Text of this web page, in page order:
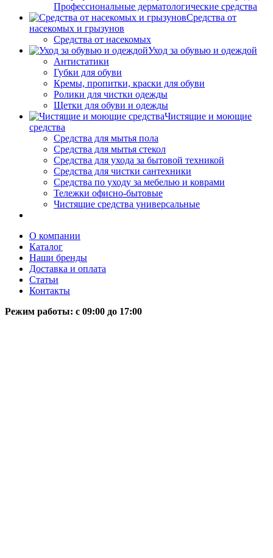
Профессиональные дерматологические средства
Средства от
насекомых и грызунов
Средства от насекомых
Уход за обувью и одеждой
Антистатики
Губки для обуви
Кремы, пропитки, краски для обуви
Ролики для чистки одежды
Щетки для обуви и одежды
Чистящие и моющие
средства
Средства для мытья пола
Средства для мытья стекол
Средства для ухода за бытовой техникой
Средства для чистки сантехники
Средства по уходу за мебелью и коврами
Тележки офисно-бытовые
Чистящие средства универсальные
О компании
Каталог
Наши бренды
Доставка и оплата
Статьи
Контакты
Режим работы: c 09:00 до 17:00